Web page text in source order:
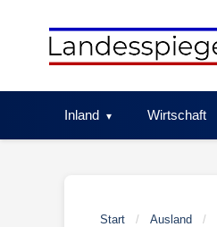
Inland Wirtschaft
Start / Ausland /